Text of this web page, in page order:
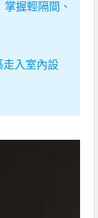
握輕隔間、
走入室內設